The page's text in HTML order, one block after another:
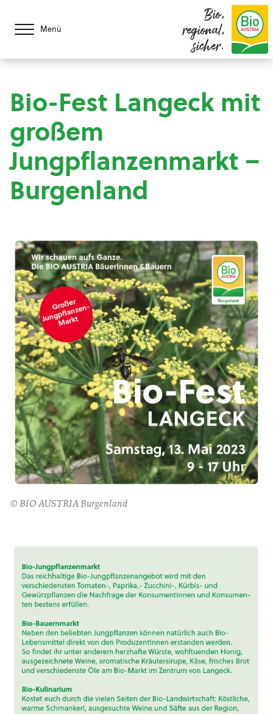
Menü
Bio,
regional,
sicher.
Bio-Fest Langeck mit
großem
Jungpflanzenmarkt –
Burgenland
© BIO AUSTRIA Burgenland